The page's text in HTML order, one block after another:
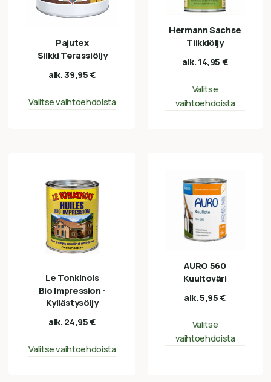
Pajutex
Silkki Terassiöljy
alk.39,95€
Valitse vaihtoehdoista
Hermann Sachse
Tiikkiöljy
alk. 14,95 €
Valitse
vaihtoehdoista
Le Tonkinois
Bio Impression -
Kyllästysöljy
alk. 24,95€
Valitse vaihtoehdoista
AURO 560
Kuultoväri
alk.5,95€
Valitse
vaihtoehdoista